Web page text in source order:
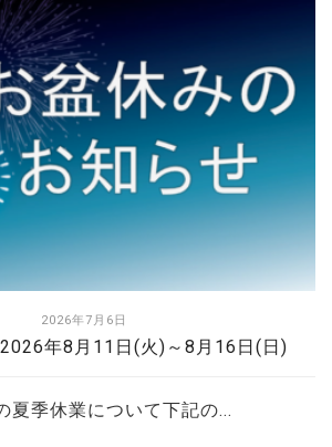
2026年7月6日
年8月11日(火)～8月16日(日)
夏季休業について下記の...